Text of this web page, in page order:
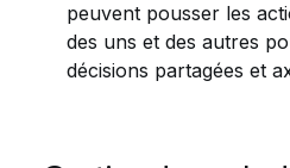
peuvent pousser les
des uns et des autres
décisions partagées et